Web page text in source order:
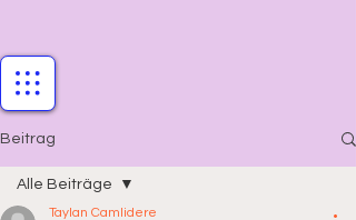
Beitrag
Alle Beiträge
Taylan Camlidere